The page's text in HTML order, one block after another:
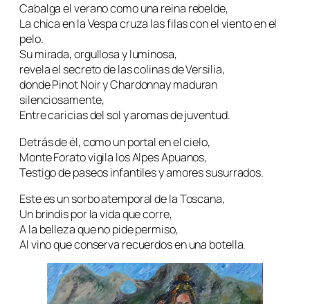
Cabalga el verano como una reina rebelde,
La chica en la Vespa cruza las filas con el viento en el
pelo.
Su mirada, orgullosa y luminosa,
revela el secreto de las colinas de Versilia,
donde Pinot Noir y Chardonnay maduran
silenciosamente,
Entre caricias del sol y aromas de juventud.
Detrás de él, como un portal en el cielo,
Monte Forato vigila los Alpes Apuanos,
Testigo de paseos infantiles y amores susurrados.
Este es un sorbo atemporal de la Toscana,
Un brindis por la vida que corre,
A la belleza que no pide permiso,
Al vino que conserva recuerdos en una botella.